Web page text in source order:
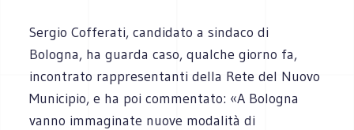
Sergio Cofferati, candidato a sindaco di
Bologna, ha guarda caso, qualche giorno fa,
incontrato rappresentanti della Rete del Nuovo
Municipio, e ha poi commentato: «A Bologna
vanno immaginate nuove modalità di